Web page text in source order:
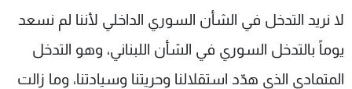
لا نريد التدخل في الشأن السوري الداخلي لأننا لم نسعد
يوماً بالتدخل السوري في الشأن اللبناني، وهو التدخل
المتمادي الذي هدّد استقلالنا وحريتنا وسيادتنا، وما زالت